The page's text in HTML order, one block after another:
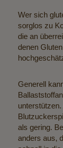
Wer sich
sorglos zu
die an
denen
Generell
als gering.
anders aus,